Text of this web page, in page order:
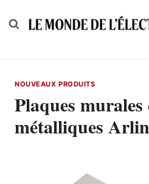
to
NOUVEAUX PRODUITS
Plaques
métalliques